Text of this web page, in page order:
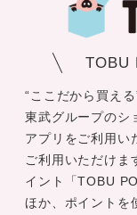
TOBU
“ここだから買え
東武グループのシ
アプリをご利用い
ご利用いただけま
イント「TOBU
ほか、ポイントを